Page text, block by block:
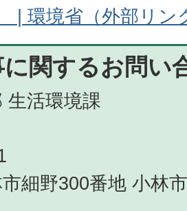
| 環境省（外部リン
関するお問い
生活環境課
細野300番地 小林